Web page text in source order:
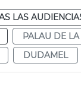
LAS
PALAU DE
DUDAMEL